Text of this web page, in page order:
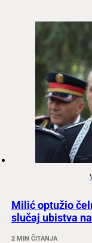
Milić optužio
slučaj ubistva
2 MIN ČITANJA